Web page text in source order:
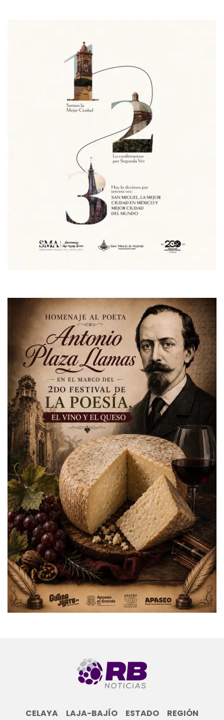
CELAYA LAJA-BAJÍO ESTADO REGIÓN